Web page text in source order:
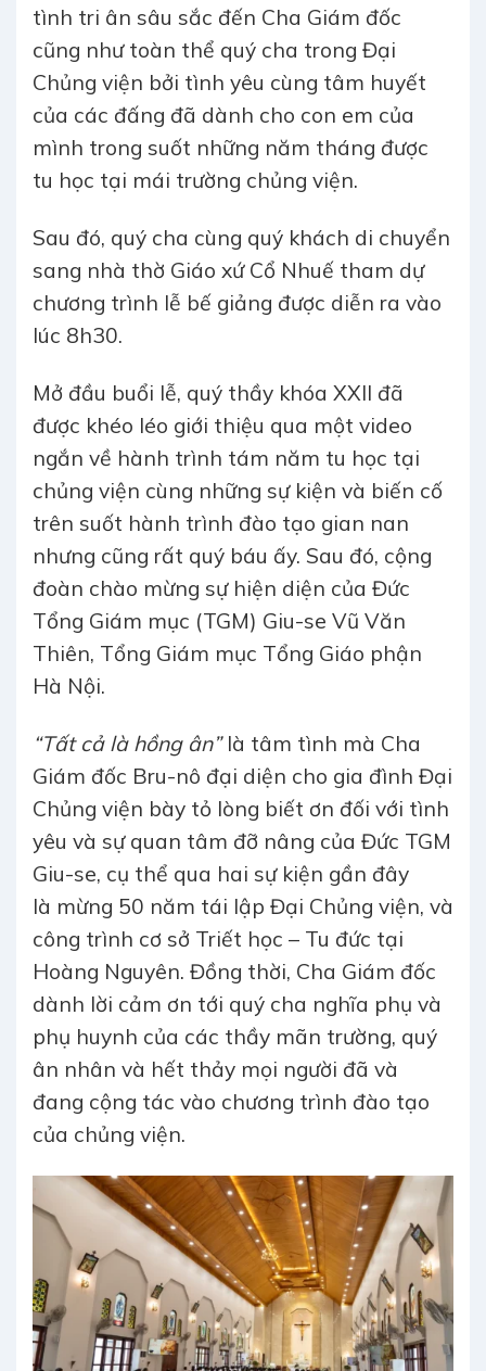
tình tri ân sâu sắc đến Cha Giám đốc
cũng như toàn thể quý cha trong Đại
Chủng viện bởi tình yêu cùng tâm huyết
của các đấng đã dành cho con em của
mình trong suốt những năm tháng được
tu học tại mái trường chủng viện.
Sau đó, quý cha cùng quý khách di chuyển
sang nhà thờ Giáo xứ Cổ Nhuế tham dự
chương trình lễ bế giảng được diễn ra vào
lúc 8h30.
Mở đầu buổi lễ, quý thầy khóa XXII đã
được khéo léo giới thiệu qua một video
ngắn về hành trình tám năm tu học tại
chủng viện cùng những sự kiện và biến cố
trên suốt hành trình đào tạo gian nan
nhưng cũng rất quý báu ấy. Sau đó, cộng
đoàn chào mừng sự hiện diện của Đức
Tổng Giám mục (TGM) Giu-se Vũ Văn
Thiên, Tổng Giám mục Tổng Giáo phận
Hà Nội.
“Tất cả là hồng ân”là tâm tình mà Cha
Giám đốc Bru-nô đại diện cho gia đình Đại
Chủng viện bày tỏ lòng biết ơn đối với tình
yêu và sự quan tâm đỡ nâng của Đức TGM
Giu-se, cụ thể qua hai sự kiện gần đây
là mừng 50 năm tái lập Đại Chủng viện, và
công trình cơ sở Triết học – Tu đức tại
Hoàng Nguyên. Đồng thời, Cha Giám đốc
dành lời cảm ơn tới quý cha nghĩa phụ và
phụ huynh của các thầy mãn trường, quý
ân nhân và hết thảy mọi người đã và
đang cộng tác vào chương trình đào tạo
của chủng viện.